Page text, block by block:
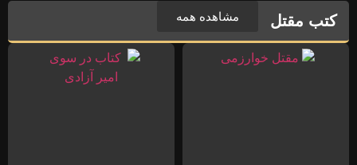
کتب مقتل مشاهده همه